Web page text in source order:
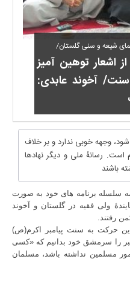
شیعه و سنی گلستان/
اشعار توهین آمیز
آخوند عابدی:
وجهه خوبی ندارد و بر خلاف
رسانۀ ملی و دیگر نهادها
باشند
سلسله برنامه های خود به صورت
ولی فقیه در گلستان و آخوند
رفتند
این حرکت به سنت پیامبر اکرم(ص)
را سرمشق خود بدانیم که «کسی
مسلمین نداشته باشد، مسلمان